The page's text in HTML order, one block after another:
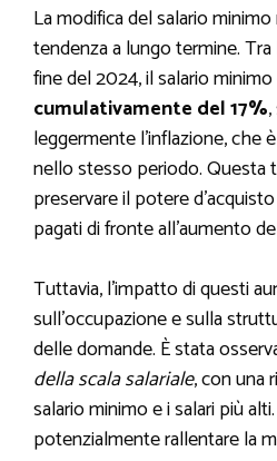
La modifica del salario
tendenza a lungo termine.
fine del 2024, il salario
cumulativamente del 17%
leggermente l’inflazione, che
nello stesso periodo. Questa
preservare il potere
pagati di fronte all’aumento
Tuttavia, l’impatto di questi
sull’occupazione e sulla
delle domande. È stata
della scala salariale, con una
salario minimo e i salari più
potenzialmente rallentare la